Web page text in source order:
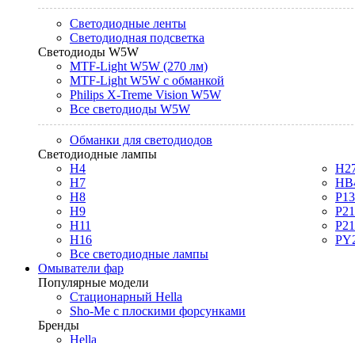
Светодиодные ленты
Светодиодная подсветка
Светодиоды W5W
MTF-Light W5W (270 лм)
MTF-Light W5W с обманкой
Philips X-Treme Vision W5W
Все светодиоды W5W
Обманки для светодиодов
Светодиодные лампы
H4
H7
H8
H9
H11
H16
Все светодиодные лампы
Омыватели фар
Популярные модели
Стационарный Hella
Sho-Me с плоскими форсунками
Бренды
Hella